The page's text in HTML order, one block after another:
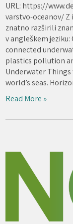
URL: https://
varstvo-oceanov/
znatno razširili
v angleškem
connected
plastics pollution
Underwater
world’s seas.
Read More »